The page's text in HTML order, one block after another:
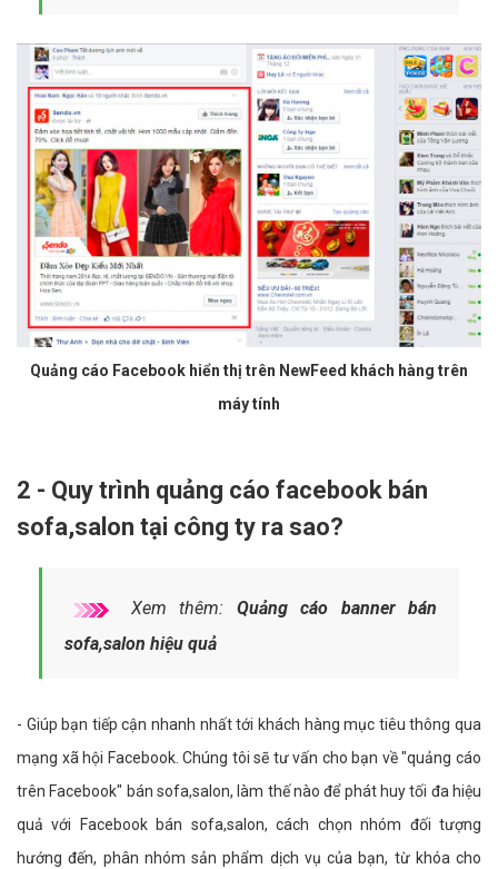
Quảng cáo Facebook hiển thị trên NewFeed khách hàng trên
máy tính
2 - Quy trình quảng cáo facebook bán
sofa,salon tại công ty ra sao?
Xem thêm: Quảng cáo banner bán
sofa,salon hiệu quả
- Giúp bạn tiếp cận nhanh nhất tới khách hàng mục tiêu thông qua
mạng xã hội Facebook. Chúng tôi sẽ tư vấn cho bạn về "quảng cáo
trên Facebook" bán sofa,salon, làm thế nào để phát huy tối đa hiệu
quả với Facebook bán sofa,salon, cách chọn nhóm đối tượng
hướng đến, phân nhóm sản phẩm dịch vụ của bạn, từ khóa cho